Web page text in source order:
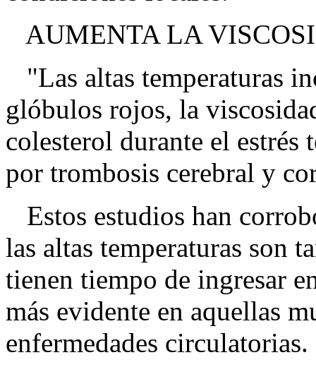
AUMENTA LA
"Las altas temperaturas
glóbulos rojos, la
colesterol durante el
por trombosis cerebral y
Estos estudios han
las altas temperaturas son
tienen tiempo de ingresar
más evidente en aquellas
enfermedades circulatorias.